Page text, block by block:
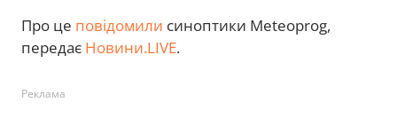
Про це повідомили синоптики Meteoprog,
передає Новини.LIVE.
Реклама